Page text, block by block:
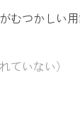
むつかしい
ていない）